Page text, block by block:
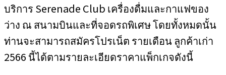
บริการ Serenade Club เครื่องดื่มและกาแฟของ
ว่าง ณ สนามบินและที่จอดรถพิเศษ โดยทั้งหมดนั้น
ท่านจะสามารถสมัครโปรเน็ต รายเดือน ลูกค้าเก่า
2566 นี้ได้ตามรายละเอียดราคาแพ็กเกจดังนี้